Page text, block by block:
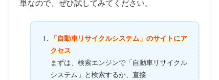
単なので、ぜひ試してみてください。
「自動車リサイクルシステム」のサイトにア
クセス
まずは、検索エンジンで「自動車リサイクル
システム」と検索するか、直接